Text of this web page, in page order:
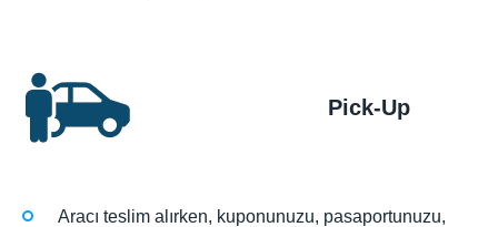
Pick-Up
Aracı teslim alırken, kuponunuzu, pasaportunuzu,